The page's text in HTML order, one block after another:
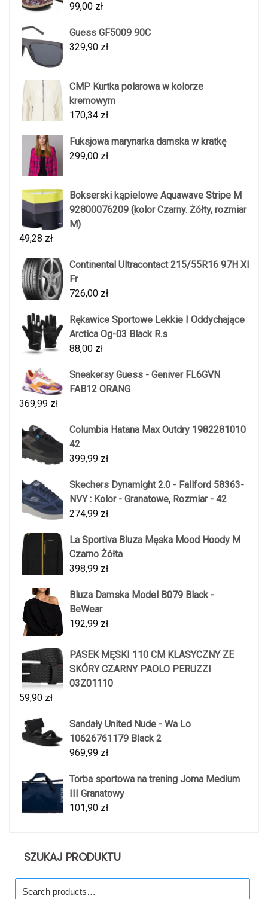
99,00 zł
Guess GF5009 90C
329,90 zł
CMP Kurtka polarowa w kolorze
kremowym
170,34 zł
Fuksjowa marynarka damska w kratkę
299,00 zł
Bokserski kąpielowe Aquawave Stripe M
92800076209 (kolor Czarny. Żółty, rozmiar
M)
49,28 zł
Continental Ultracontact 215/55R16 97H Xl
Fr
726,00 zł
Rękawice Sportowe Lekkie I Oddychające
Arctica Og-03 Black R.s
88,00 zł
Sneakersy Guess - Geniver FL6GVN
FAB12 ORANG
369,99 zł
Columbia Hatana Max Outdry 1982281010
42
399,99 zł
Skechers Dynamight 2.0 - Fallford 58363-
NVY : Kolor - Granatowe, Rozmiar - 42
274,99 zł
La Sportiva Bluza Męska Mood Hoody M
Czarno Żółta
398,99 zł
Bluza Damska Model B079 Black -
BeWear
192,99 zł
PASEK MĘSKI 110 CM KLASYCZNY ZE
SKÓRY CZARNY PAOLO PERUZZI
03Z01110
59,90 zł
Sandały United Nude - Wa Lo
10626761179 Black 2
969,99 zł
Torba sportowa na trening Joma Medium
III Granatowy
101,90 zł
SZUKAJ PRODUKTU